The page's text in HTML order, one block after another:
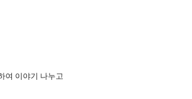
여 이야기 나누고